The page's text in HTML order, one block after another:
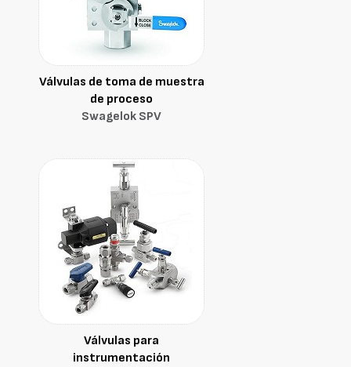
Válvulas de toma de muestra
de proceso
Swagelok SPV
Válvulas para
instrumentación